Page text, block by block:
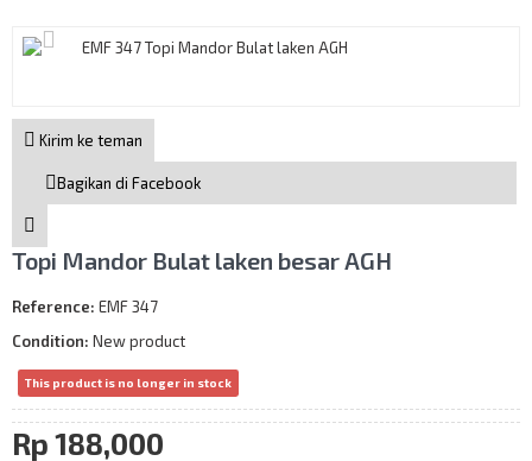
Kirim ke teman
Bagikan di Facebook
Topi Mandor Bulat laken besar AGH
Reference: EMF 347
Condition: New product
This product is no longer in stock
Rp‎ 188,000